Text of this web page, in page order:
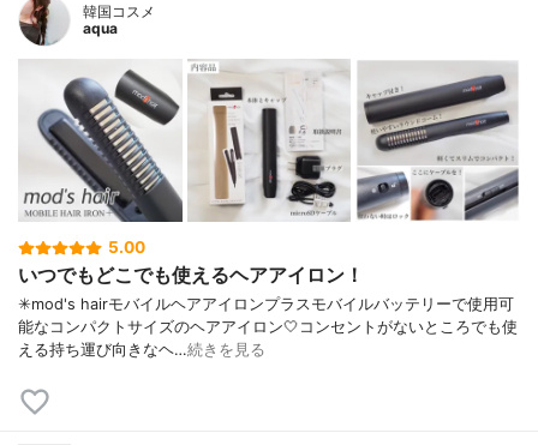
韓国コスメ
aqua
5.00
いつでもどこでも使えるヘアアイロン！
✳︎mod's hairモバイルヘアアイロンプラスモバイルバッテリーで使用可
能なコンパクトサイズのヘアアイロン🤍コンセントがないところでも使
える持ち運び向きなヘ…続きを見る